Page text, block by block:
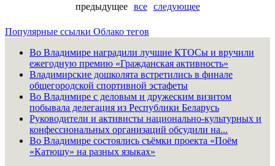
предыдущее все следующее
Популярные ссылки Облако тегов
Во Владимире наградили лучшие КТОСы и вручили
ежегодную премию «Гражданская активность»
Владимирские дошколята встретились в финале
общегородской спортивной эстафеты
Во Владимире с деловым и дружеским визитом
побывала делегация из Республики Беларусь
Руководители и активисты национально-культурных и
конфессиональных организаций обсудили на...
Во Владимире состоялись съёмки проекта «Поём
«Катюшу» на разных языках»